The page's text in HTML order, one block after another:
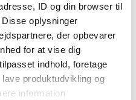
ID og din browser til
oplysninger
der opbevarer
for at vise dig
indhold, foretage
produktudvikling og
information
eller Kokken
topic iBryllupsforberedelser
hvor maden kom fra jysk